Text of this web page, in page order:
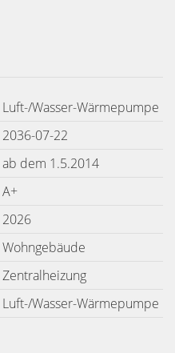
Luft-/Wasser-Wärmepumpe
2036-07-22
ab dem 1.5.2014
A+
2026
Wohngebäude
Zentralheizung
Luft-/Wasser-Wärmepumpe